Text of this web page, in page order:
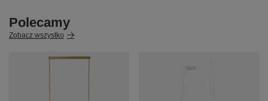
Polecamy
Zobacz wszystko